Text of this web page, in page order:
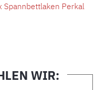
Spannbettlaken Perkal
WIR: